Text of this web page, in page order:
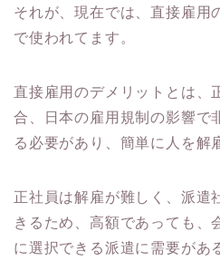
それが、現在では、直接雇用
で使われてます。
直接雇用のデメリットとは、
合、日本の雇用規制の影響で
る必要があり、簡単に人を解
正社員は解雇が難しく、派遣
きるため、高額であっても、
に選択できる派遣に需要があ